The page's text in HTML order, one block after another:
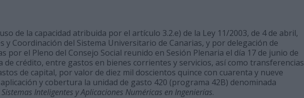
de la capacidad atribuida por el artículo 3.2.e) de la Ley 11/2003, de 4 de abril,
y Coordinación del Sistema Universitario de Canarias, y por delegación de
por el Pleno del Consejo Social reunido en Sesión Plenaria el día 17 de junio de
de crédito, entre gastos en bienes corrientes y servicios, así como transferencias
de capital, por valor de diez mil doscientos quince con cuarenta y nueve
y cobertura la unidad de gasto 420 (programa 42B) denominada
Inteligentes y Aplicaciones Numéricas en Ingenierías.